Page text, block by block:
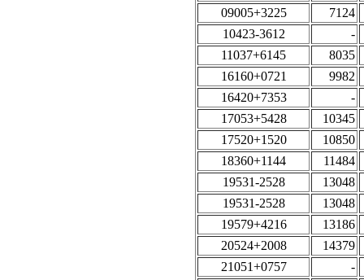
09005+3225
7124
10423-3612
-
11037+6145
8035
16160+0721
9982
16420+7353
-
17053+5428
10345
17520+1520
10850
18360+1144
11484
19531-2528
13048
19531-2528
13048
19579+4216
13186
20524+2008
14379
21051+0757
-